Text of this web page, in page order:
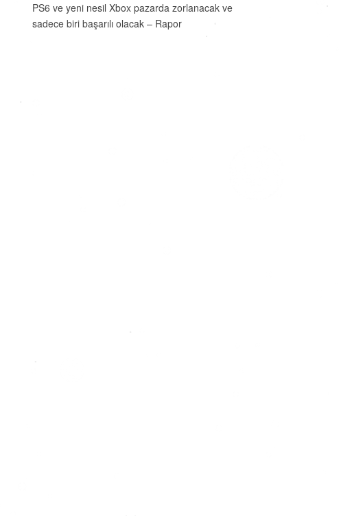
PS6 ve yeni nesil Xbox pazarda zorlanacak ve
sadece biri başarılı olacak – Rapor